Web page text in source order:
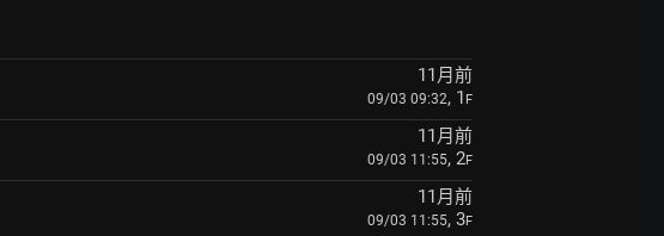
11月前
09/03 09:32, 1 F
11月前
09/03 11:55, 2F
11月前
09/03 11:55, 3F